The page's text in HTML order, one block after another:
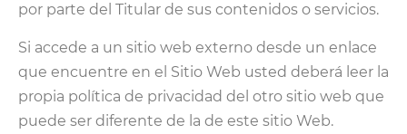
por parte del Titular de sus contenidos o servicios.
Si accede a un sitio web externo desde un enlace
que encuentre en el Sitio Web usted deberá leer la
propia política de privacidad del otro sitio web que
puede ser diferente de la de este sitio Web.